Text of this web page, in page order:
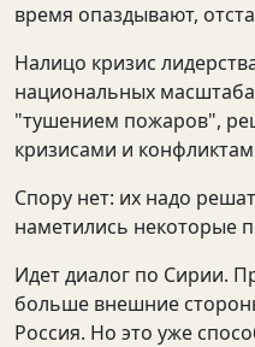
время опаздывают,
Налицо кризис
национальных
"тушением пожаров",
кризисами и
Спору нет: их надо
наметились некоторые
Идет диалог по Сирии.
больше внешние
Россия. Но это уже